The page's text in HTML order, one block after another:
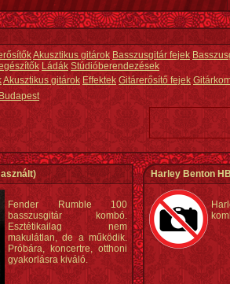
Akusztikus gitárok Basszusgitár fejek
Ládák Stúdióberendezések
Akusztikus gitárok Effektek Gitárerősítő fejek
Fender Rumble 100
basszusgitár kombó.
Esztétikailag nem
makulátlan, de a működik.
Próbára, koncertre, otthoni
gyakorlásra kiváló.
Harley Benton